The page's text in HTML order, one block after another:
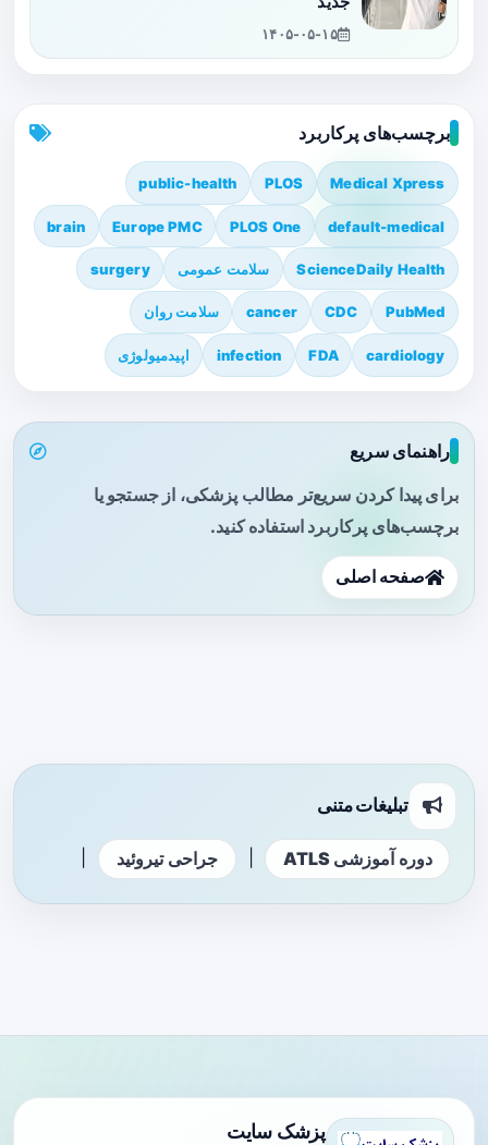
۱۴۰۵-۰۵-۱۵
برچسب‌های پرکاربرد
Medical Xpress
PLOS
public-health
default-medical
PLOS One
Europe PMC
brain
ScienceDaily Health سلامت عمومی surgery
PubMed
CDC
cancer سلامت روان
cardiology
FDA
infection اپیدمیولوژی
راهنمای سریع
برای پیدا کردن سریع‌تر مطالب پزشکی، از جستجو یا
برچسب‌های پرکاربرد استفاده کنید.
صفحه اصلی
تبلیغات متنی
دوره آموزشی ATLS جراحی تیروئید
پزشک سایت